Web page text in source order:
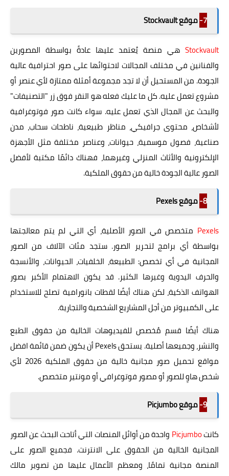
7- موقع Stockvault
Stockvault هي منصة يُعتمد عليها عادةً بواسطة المصورين
والفنانين في مختلف المجالات لاحتوائها على صور احترافية عالية
الجودة. من المستحيل أن لا تجد مجموعة أمثلة ممتازة لأي عنصر أو
مشروع تعمل عليه. كل ما عليك فعله هو النقر فوق زر "التصنيفات"
والبحث عن المجال الذي تعمل عليه. سواء كانت صور فوتوغرافية
لأشخاص، محتوى جرافيكي، مناظر طبيعية، ناطحات سحاب، مدن
صناعية، فصول موسمية، حيوانات، وعناصر مختلفة مثل الأجهزة
الإلكترونية والأثاث المنزلي وغيرهما، فهناك دائمًا مكتبة لأفضل
الصور عالية الجودة خالية من حقوق الملكية.
8- موقع Pexels
Pexels متخصص في الصور الأصلية، أي التي لم يتم معالجتها
بواسطة أي برامج لتحرير الصور. ستجد مئات الآلاف من الصور
المجانية في أي تخصص: الطبيعة، الخلفيات، الحيوانات، والأنسجة
والحرف اليدوية وغيرها الكثير. قد يكون الاهتمام الأكبر بصور
الهواتف الذكية، لكن هناك أيضًا لقطات بانورامية تصلح للاستخدام
على الكمبيوتر من أجل المشاريع الشخصية والتجارية.
هناك أيضًا قسم مُخصص للفيديوهات الخالية من حقوق الطبع
والنشر، وجميعها أصلية. يستحق Pexels أن يكون ضمن قائمة افضل
مواقع تحميل صور مجانية خالية من حقوق الملكية 2026 لأي
شخص هاوِ للصور أو مصور فوتوغرافي أو مونتير متخصص.
9- موقع Picjumbo
كانتPicjumbo واحدة من أوائل المنصات التي أتاحت البحث عن الصور
المجانية الخالية من الحقوق على الانترنت. فجميع الصور على
المنصة مجانية تمامًا، ومعظم الأعمال عليها من تصوير مالك